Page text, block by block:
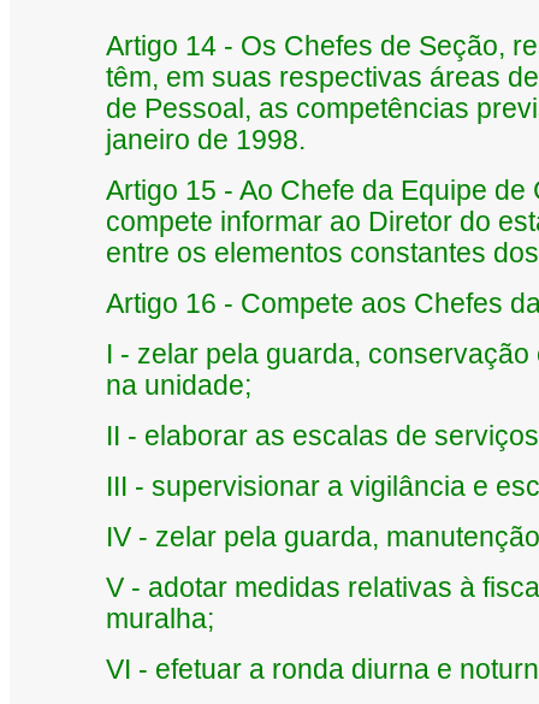
Artigo 14 - Os Chefes de Seção,
têm, em suas respectivas áreas
de Pessoal, as competências
janeiro de 1998.
Artigo 15 - Ao Chefe da Equipe
compete informar ao Diretor do
entre os elementos constantes
Artigo 16 - Compete aos Chefes
I - zelar pela guarda,
na unidade;
II - elaborar as escalas de
III - supervisionar a vigilância e
IV - zelar pela guarda,
V - adotar medidas relativas à
muralha;
VI - efetuar a ronda diurna e